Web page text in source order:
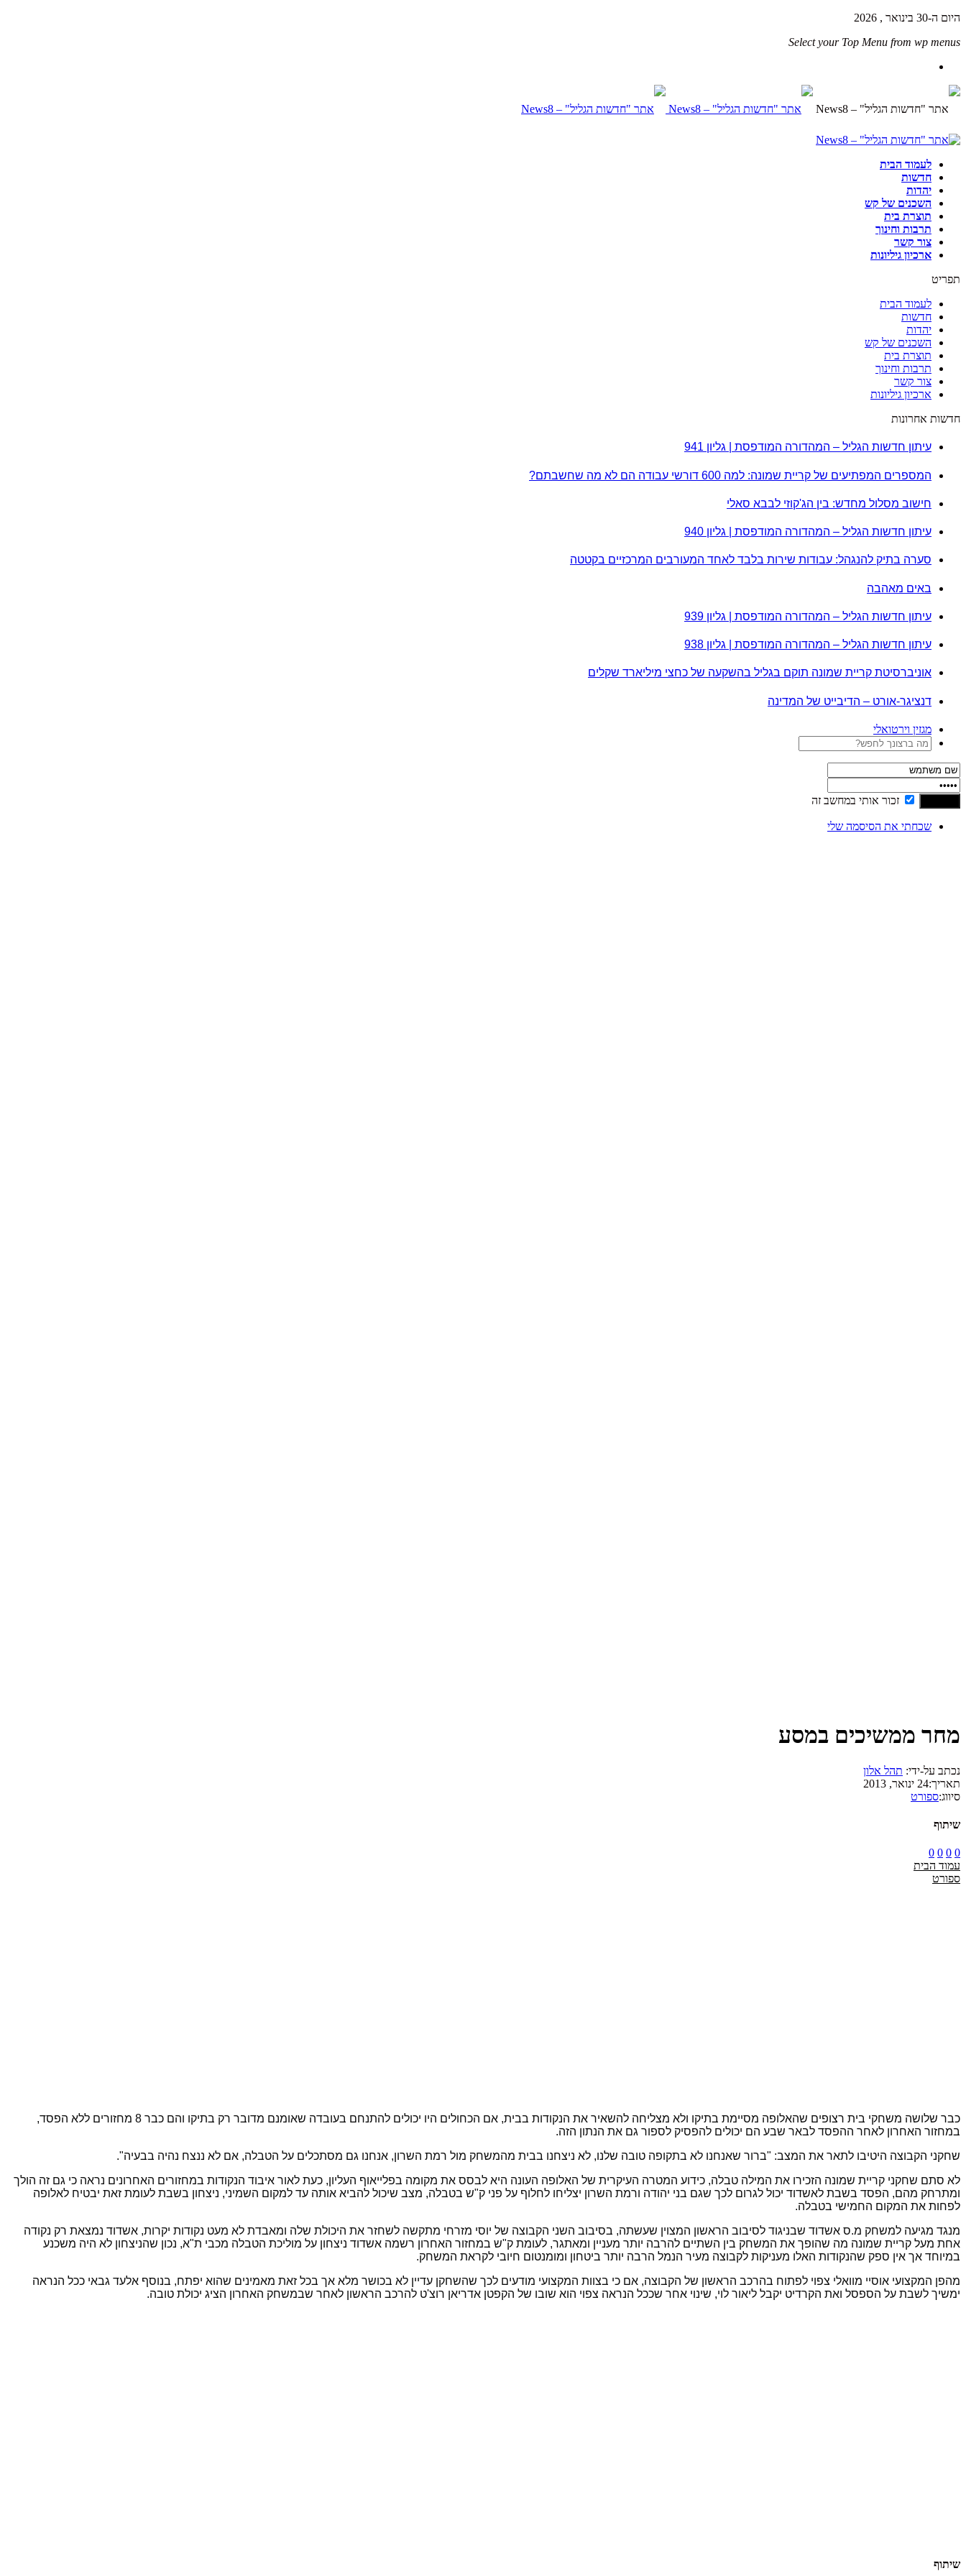
היום ה-30 בינואר , 2026
Select your Top Menu from wp menus
לעמוד הבית
חדשות
יהדות
השכנים של קש
תוצרת בית
תרבות וחינוך
צור קשר
ארכיון גיליונות
תפריט
לעמוד הבית
חדשות
יהדות
השכנים של קש
תוצרת בית
תרבות וחינוך
צור קשר
ארכיון גיליונות
חדשות אחרונות
עיתון חדשות הגליל – המהדורה המודפסת | גליון 941
המספרים המפתיעים של קריית שמונה: למה 600 דורשי עבודה הם לא מה שחשבתם?
חישוב מסלול מחדש: בין הג'קוזי לבבא סאלי
עיתון חדשות הגליל – המהדורה המודפסת | גליון 940
סערה בתיק להנגהל: עבודות שירות בלבד לאחד המעורבים המרכזיים בקטטה
באים מאהבה
עיתון חדשות הגליל – המהדורה המודפסת | גליון 939
עיתון חדשות הגליל – המהדורה המודפסת | גליון 938
אוניברסיטת קריית שמונה תוקם בגליל בהשקעה של כחצי מיליארד שקלים
דנציגר-אורט – הדיבייט של המדינה
מגזין וירטואלי
זכור אותי במחשב זה
שכחתי את הסיסמה שלי
מחר ממשיכים במסע
נכתב על-ידי: תהל אלון
תאריך:24 ינואר, 2013
סיווג:ספורט
שיתוף
0
0
0
0
עמוד הבית
ספורט
כבר שלושה משחקי בית רצופים שהאלופה מסיימת בתיקו ולא מצליחה להשאיר את הנקודות בבית, אם הכחולים היו יכולים להתנחם בעובדה שאומנם מדובר רק בתיקו והם כבר 8 מחזורים ללא הפסד,
במחזור האחרון לאחר ההפסד לבאר שבע הם יכולים להפסיק לספור גם את הנתון הזה.
שחקני הקבוצה היטיבו לתאר את המצב: "ברור שאנחנו לא בתקופה טובה שלנו, לא ניצחנו בבית מהמשחק מול רמת השרון, אנחנו גם מסתכלים על הטבלה, אם לא ננצח נהיה בבעיה".
לא סתם שחקני קריית שמונה הזכירו את המילה טבלה, כידוע המטרה העיקרית של האלופה העונה היא לבסס את מקומה בפלייאוף העליון, כעת לאור איבוד הנקודות במחזורים האחרונים נראה כי גם זה הולך
ומתרחק מהם, הפסד בשבת לאשדוד יכול לגרום לכך שגם בני יהודה ורמת השרון יצליחו לחלוף על פני ק"ש בטבלה, מצב שיכול להביא אותה עד למקום השמיני, ניצחון בשבת לעומת זאת יבטיח לאלופה
לפחות את המקום החמישי בטבלה.
מנגד מגיעה למשחק מ.ס אשדוד שבניגוד לסיבוב הראשון המצוין שעשתה, בסיבוב השני הקבוצה של יוסי מזרחי מתקשה לשחזר את היכולת שלה ומאבדת לא מעט נקודות יקרות, אשדוד נמצאת רק נקודה
אחת מעל קריית שמונה מה שהופך את המשחק בין השתיים להרבה יותר מעניין ומאתגר, לעומת ק"ש במחזור האחרון רשמה אשדוד ניצחון על מוליכת הטבלה מכבי ת"א, נכון שהניצחון לא היה משכנע
במיוחד אך אין ספק שהנקודות האלו מעניקות לקבוצה מעיר הנמל הרבה יותר ביטחון ומומנטום חיובי לקראת המשחק.
מהפן המקצועי אוסיי מוואלי צפוי לפתוח בהרכב הראשון של הקבוצה, אם כי בצוות המקצועי מודעים לכך שהשחקן עדיין לא בכושר מלא אך בכל זאת מאמינים שהוא יפתח, בנוסף אלעד גבאי ככל הנראה
ימשיך לשבת על הספסל ואת הקרדיט יקבל ליאור לוי, שינוי אחר שככל הנראה צפוי הוא שובו של הקפטן אדריאן רוצ'ט להרכב הראשון לאחר שבמשחק האחרון הציג יכולת טובה.
שיתוף